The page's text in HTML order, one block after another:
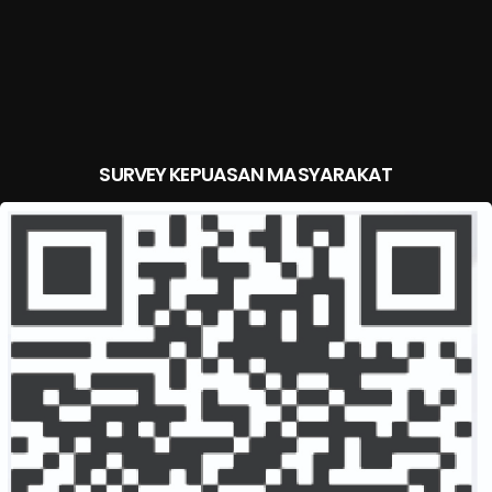
SURVEY KEPUASAN MASYARAKAT